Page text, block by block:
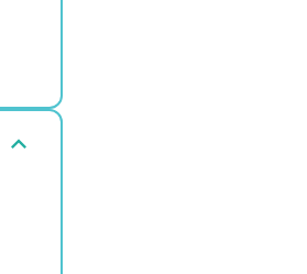
expand_more